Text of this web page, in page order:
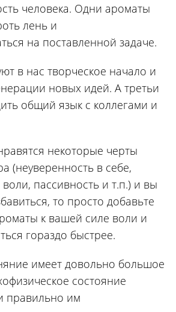
человека. Одни ароматы
лень и
на поставленной задаче.
в нас творческое начало и
новых идей. А третьи
общий язык с коллегами и
некоторые черты
(неуверенность в себе,
воли, пассивность и т.п.) и вы
то просто добавьте
к вашей силе воли и
гораздо быстрее.
имеет довольно большое
состояние
правильно им